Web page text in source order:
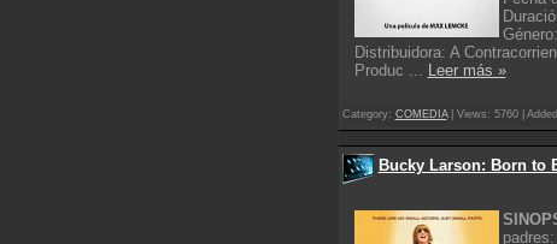
Distribuidora: A
Produc ... Leer más »
Category: COMEDIA| Views: 5760 |
Bucky Larson: Born to